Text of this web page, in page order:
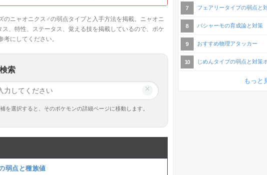
のニャオニクス♂の弱点タイプと入手方法を掲載。ニャオニ
、特性、ステータス、覚える技を掲載しているので、ポケ
にしてください。
索
×
を選択すると、そのポケモンの詳細ページに移動します。
弱点と種族値
フェアリータイプの弱点と
バシャーモの育成論と対策
おすすめ物理アタッカー
じめんタイプの弱点と対策
もっと